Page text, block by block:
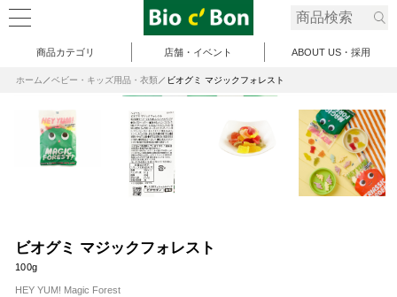
商品カテゴリ 店舗・イベント ABOUT US・採用
ホーム ベビー・キッズ用品・衣類 ビオグミ マジックフォレスト
ビオグミ マジックフォレスト
100g
HEY YUM! Magic Forest